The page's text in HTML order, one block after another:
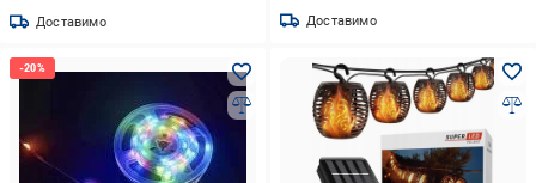
Доставимо Доставимо